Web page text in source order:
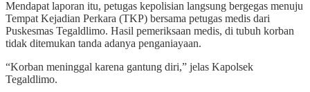
Mendapat laporan itu, petugas kepolisian langsung bergegas menuju
Tempat Kejadian Perkara (TKP) bersama petugas medis dari
Puskesmas Tegaldlimo. Hasil pemeriksaan medis, di tubuh korban
tidak ditemukan tanda adanya penganiayaan.
“Korban meninggal karena gantung diri,” jelas Kapolsek
Tegaldlimo.